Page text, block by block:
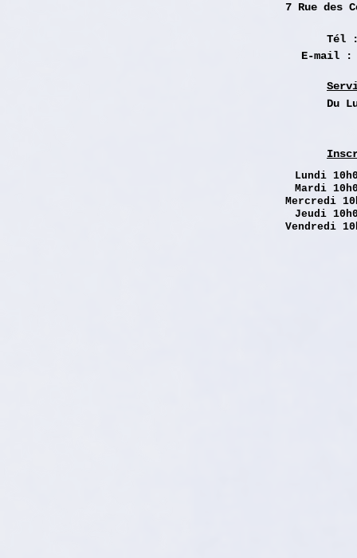
7 Rue des
Tél
E-mail
Du
Lundi
Mardi
Mercredi
Jeudi
Vendredi